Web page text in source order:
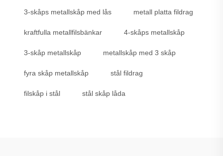
3-skåps metallskåp med lås metall platta fildrag
kraftfulla metallfilsbänkar 4-skåps metallskåp
3-skåp metallskåp metallskåp med 3 skåp
fyra skåp metallskåp stål fildrag
filskåp i stål stål skåp låda